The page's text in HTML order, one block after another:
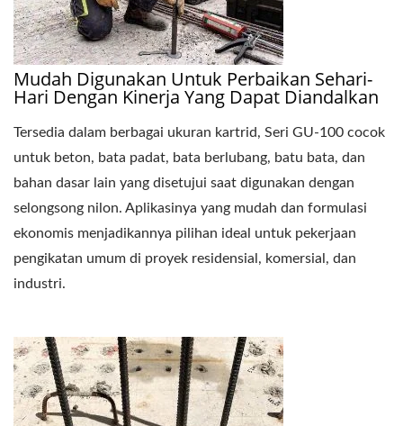
Mudah Digunakan Untuk Perbaikan Sehari-
Hari Dengan Kinerja Yang Dapat Diandalkan
Tersedia dalam berbagai ukuran kartrid, Seri GU-100 cocok
untuk beton, bata padat, bata berlubang, batu bata, dan
bahan dasar lain yang disetujui saat digunakan dengan
selongsong nilon. Aplikasinya yang mudah dan formulasi
ekonomis menjadikannya pilihan ideal untuk pekerjaan
pengikatan umum di proyek residensial, komersial, dan
industri.